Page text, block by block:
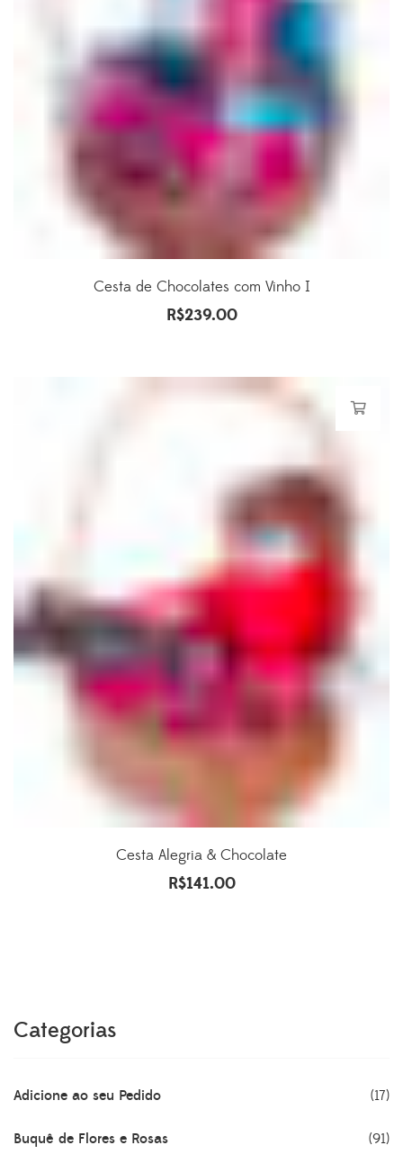
Cesta de Chocolates com Vinho I
R$239.00
Cesta Alegria & Chocolate
R$141.00
Categorias
Adicione ao seu Pedido (17)
Buquê de Flores e Rosas (91)